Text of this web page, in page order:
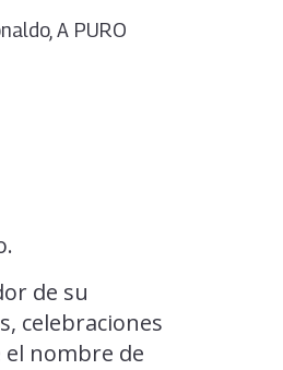
A PURO
de su
celebraciones
el nombre de